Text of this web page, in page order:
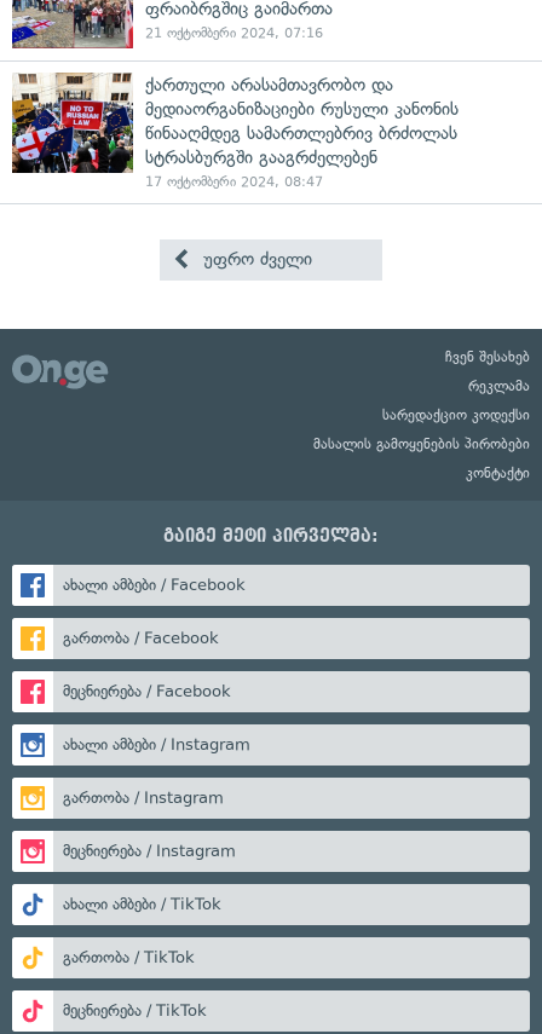
ფრაიბრგშიც გაიმართა
21 ოქტომბერი 2024, 07:16
ქართული არასამთავრობო და
მედიაორგანიზაციები რუსული კანონის
წინააღმდეგ სამართლებრივ ბრძოლას
სტრასბურგში გააგრძელებენ
17 ოქტომბერი 2024, 08:47
უფრო ძველი
ჩვენ შესახებ
რეკლამა
სარედაქციო კოდექსი
მასალის გამოყენების პირობები
კონტაქტი
გაიგე მეტი პირველმა:
ახალი ამბები / Facebook
გართობა / Facebook
მეცნიერება / Facebook
ახალი ამბები / Instagram
გართობა / Instagram
მეცნიერება / Instagram
ახალი ამბები / TikTok
გართობა / TikTok
მეცნიერება / TikTok